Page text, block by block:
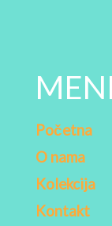
MENI
Početna
O nama
Kolekcija
Kontakt